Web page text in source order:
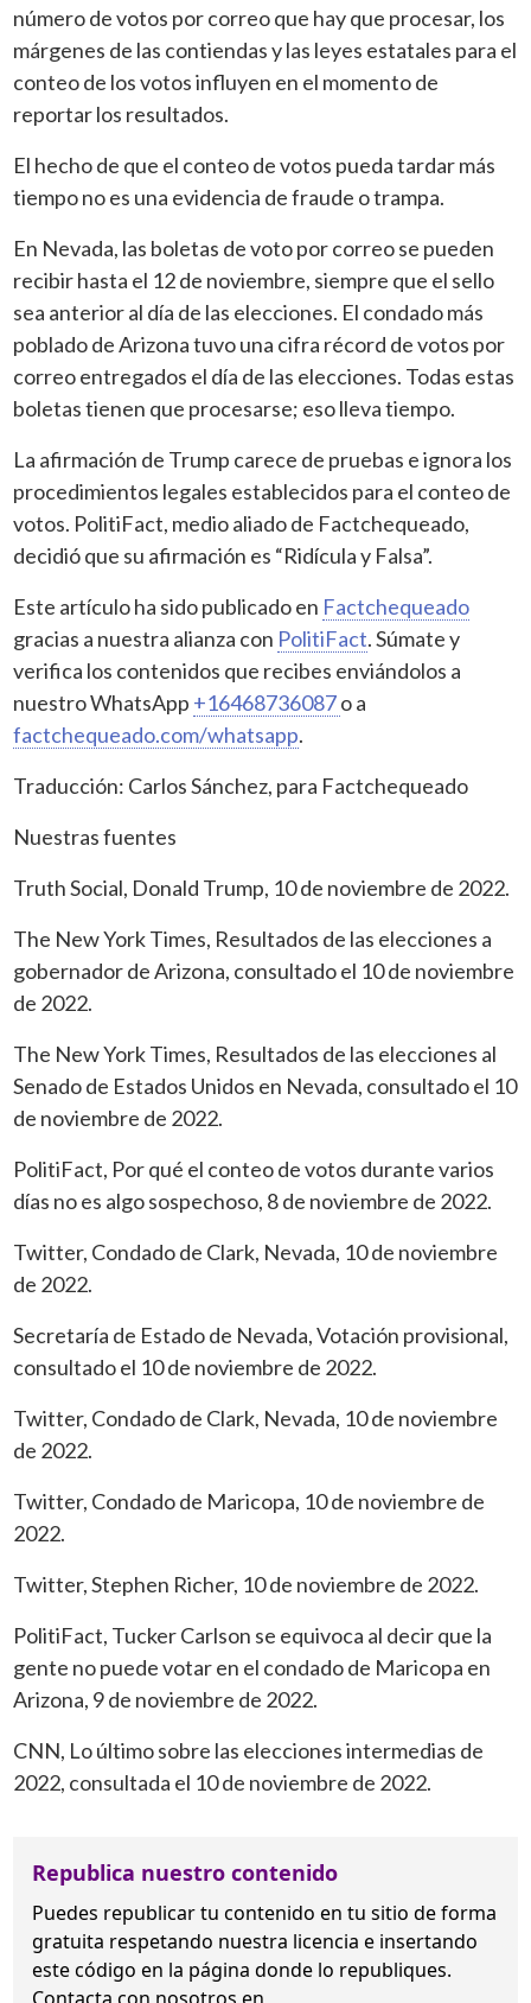
número de votos por correo que hay que procesar, los
márgenes de las contiendas y las leyes estatales para el
conteo de los votos influyen en el momento de
reportar los resultados.
El hecho de que el conteo de votos pueda tardar más
tiempo no es una evidencia de fraude o trampa.
En Nevada, las boletas de voto por correo se pueden
recibir hasta el 12 de noviembre, siempre que el sello
sea anterior al día de las elecciones. El condado más
poblado de Arizona tuvo una cifra récord de votos por
correo entregados el día de las elecciones. Todas estas
boletas tienen que procesarse; eso lleva tiempo.
La afirmación de Trump carece de pruebas e ignora los
procedimientos legales establecidos para el conteo de
votos. PolitiFact, medio aliado de Factchequeado,
decidió que su afirmación es “Ridícula y Falsa”.
Este artículo ha sido publicado en Factchequeado
gracias a nuestra alianza con PolitiFact. Súmate y
verifica los contenidos que recibes enviándolos a
nuestro WhatsApp +16468736087o a
factchequeado.com/whatsapp.
Traducción: Carlos Sánchez, para Factchequeado
Nuestras fuentes
Truth Social, Donald Trump, 10 de noviembre de 2022.
The New York Times, Resultados de las elecciones a
gobernador de Arizona, consultado el 10 de noviembre
de 2022.
The New York Times, Resultados de las elecciones al
Senado de Estados Unidos en Nevada, consultado el 10
de noviembre de 2022.
PolitiFact, Por qué el conteo de votos durante varios
días no es algo sospechoso, 8 de noviembre de 2022.
Twitter, Condado de Clark, Nevada, 10 de noviembre
de 2022.
Secretaría de Estado de Nevada, Votación provisional,
consultado el 10 de noviembre de 2022.
Twitter, Condado de Clark, Nevada, 10 de noviembre
de 2022.
Twitter, Condado de Maricopa, 10 de noviembre de
2022.
Twitter, Stephen Richer, 10 de noviembre de 2022.
PolitiFact, Tucker Carlson se equivoca al decir que la
gente no puede votar en el condado de Maricopa en
Arizona, 9 de noviembre de 2022.
CNN, Lo último sobre las elecciones intermedias de
2022, consultada el 10 de noviembre de 2022.
Republica nuestro contenido
Puedes republicar tu contenido en tu sitio de forma
gratuita respetando nuestra licencia e insertando
este código en la página donde lo republiques.
Contacta con nosotros en